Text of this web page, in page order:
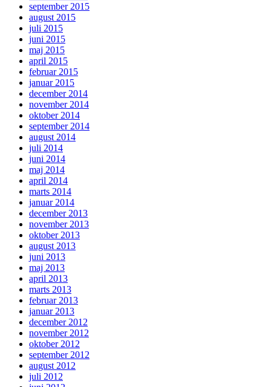
september 2015
august 2015
juli 2015
juni 2015
maj 2015
april 2015
februar 2015
januar 2015
december 2014
november 2014
oktober 2014
september 2014
august 2014
juli 2014
juni 2014
maj 2014
april 2014
marts 2014
januar 2014
december 2013
november 2013
oktober 2013
august 2013
juni 2013
maj 2013
april 2013
marts 2013
februar 2013
januar 2013
december 2012
november 2012
oktober 2012
september 2012
august 2012
juli 2012